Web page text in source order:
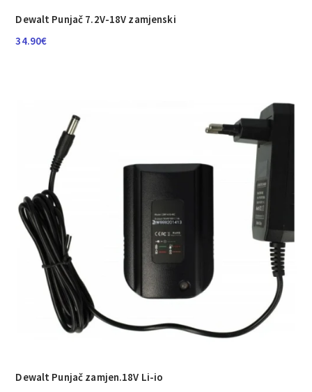
Dewalt Punjač 7.2V-18V zamjenski
34.90€
Dewalt Punjač zamjen.18V Li-io